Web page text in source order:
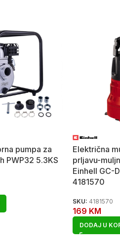
pumpa za
PWP32 5.3KS
Električna
prljavu-
Einhell GC-
4181570
SKU: 4181570
169 KM
DODAJ U